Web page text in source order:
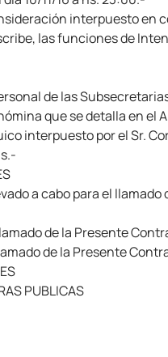
interpuesto en
las funciones de
de las
que se detalla en el
interpuesto por el Sr.
a cabo para el
de la Presente
de la Presente
PUBLICAS